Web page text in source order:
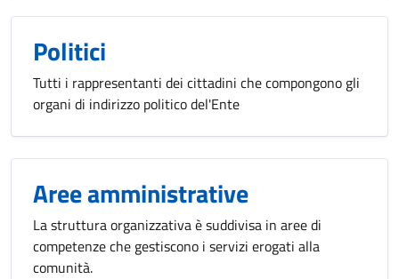
Politici
Tutti i rappresentanti dei cittadini che compongono gli
organi di indirizzo politico del'Ente
Aree amministrative
La struttura organizzativa è suddivisa in aree di
competenze che gestiscono i servizi erogati alla
comunità.